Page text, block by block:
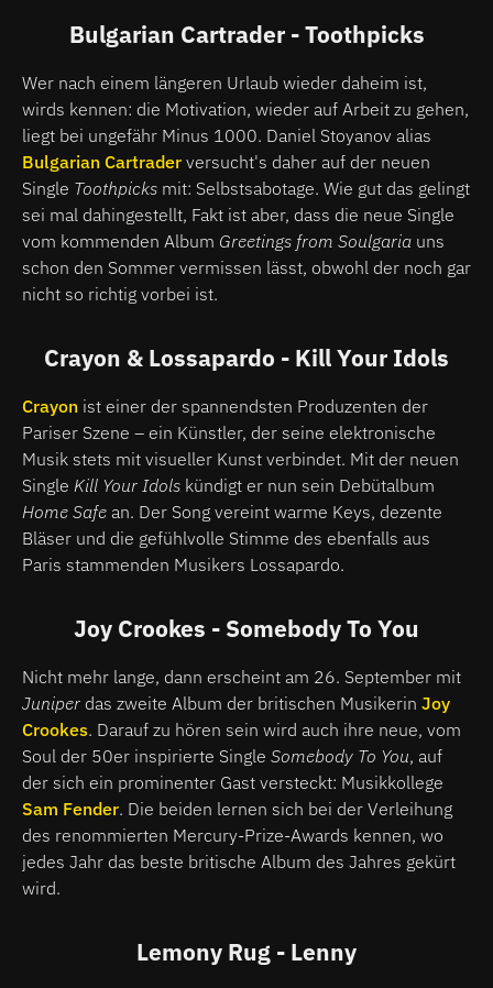
Bulgarian Cartrader - Toothpicks
Wer nach einem längeren Urlaub wieder daheim ist,
wirds kennen: die Motivation, wieder auf Arbeit zu gehen,
liegt bei ungefähr Minus 1000. Daniel Stoyanov alias
Bulgarian Cartrader versucht's daher auf der neuen
Single Toothpicks mit: Selbstsabotage. Wie gut das gelingt
sei mal dahingestellt, Fakt ist aber, dass die neue Single
vom kommenden Album Greetings from Soulgaria uns
schon den Sommer vermissen lässt, obwohl der noch gar
nicht so richtig vorbei ist.
Crayon & Lossapardo - Kill Your Idols
Crayon ist einer der spannendsten Produzenten der
Pariser Szene – ein Künstler, der seine elektronische
Musik stets mit visueller Kunst verbindet. Mit der neuen
Single Kill Your Idols kündigt er nun sein Debütalbum
Home Safe an. Der Song vereint warme Keys, dezente
Bläser und die gefühlvolle Stimme des ebenfalls aus
Paris stammenden Musikers Lossapardo.
Joy Crookes - Somebody To You
Nicht mehr lange, dann erscheint am 26. September mit
Juniper das zweite Album der britischen Musikerin Joy
Crookes. Darauf zu hören sein wird auch ihre neue, vom
Soul der 50er inspirierte Single Somebody To You, auf
der sich ein prominenter Gast versteckt: Musikkollege
Sam Fender. Die beiden lernen sich bei der Verleihung
des renommierten Mercury-Prize-Awards kennen, wo
jedes Jahr das beste britische Album des Jahres gekürt
wird.
Lemony Rug - Lenny